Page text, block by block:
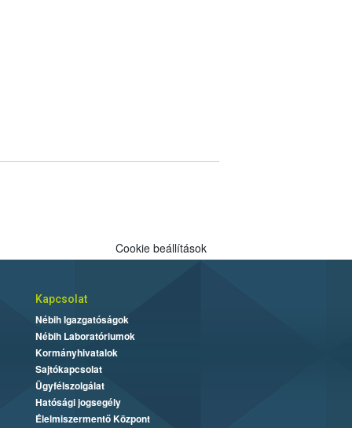
Cookie beállítások
Kapcsolat
Nébih Igazgatóságok
Nébih Laboratóriumok
Kormányhivatalok
Sajtókapcsolat
Ügyfélszolgálat
Hatósági jogsegély
Élelmiszermentő Központ